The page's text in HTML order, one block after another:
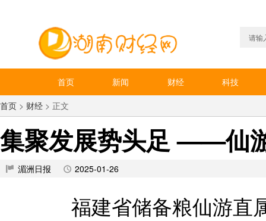
首页 新闻 财经
科技
首页 > 财经 > 正文
集聚发展势头足 ——仙
湄洲日报 2025-01-26
福建省储备粮仙游直